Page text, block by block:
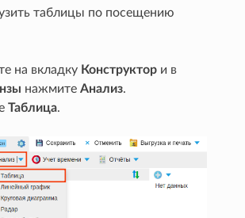
таблицы по посещению
на вкладку Конструктор и в
нажмитеАнализ.
Таблица.